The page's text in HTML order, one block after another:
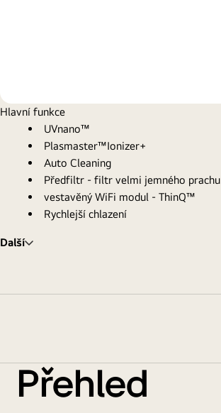
Hlavní funkce
UVnano™
Plasmaster™Ionizer+
Auto Cleaning
Předfiltr - filtr velmi jemného prachu
vestavěný WiFi modul - ThinQ™
Rychlejší chlazení
Další
Přehled